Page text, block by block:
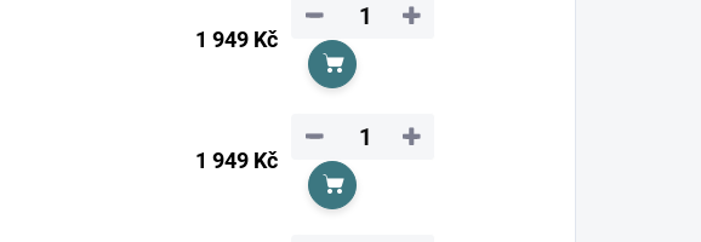
1 949 Kč
+
−
Do košíku
1 949 Kč
+
−
Do košíku